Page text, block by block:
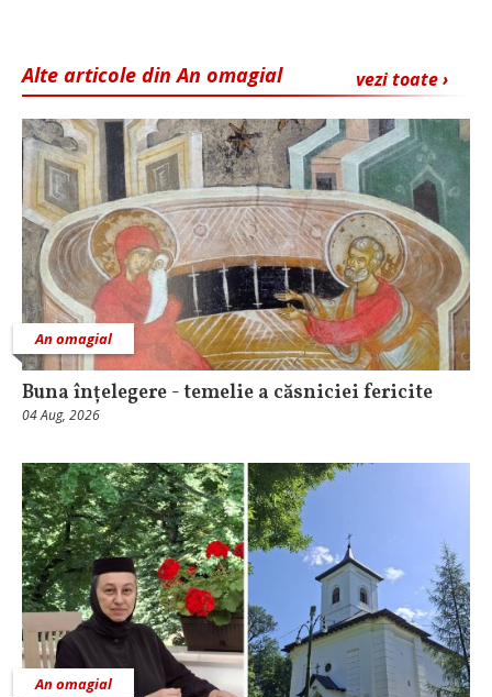
vezi toate ›
Alte articole din An omagial
An omagial
Buna înțelegere - temelie a căsniciei fericite
04 Aug, 2026
An omagial